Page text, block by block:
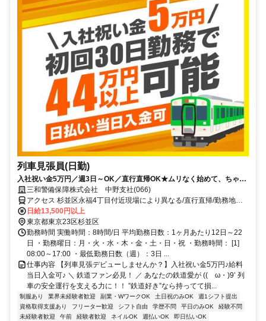
列車見張員(日勤)
入社祝い金5万円／週3日～OK／直行直帰OK★ムリなく始めて、ちゃん
と稼げる警備。
三和警備保障株式会社 中野支社(066)
アクセス 杉並区永福4丁目付近現場により異なる/直行直帰/勤務地相
談可■電話面接■来社不要
日給13,500円以上
東京都東京23区杉並区
勤務時間 実働時間：8時間/日 平均勤務日数：1ヶ月あたり12日～22
日 ・勤務曜日：月・火・水・木・金・土・日・祝 ・勤務時間： [1]
08:00～17:00 ・最低勤務日数（週）：3日 ...
仕事内容 【列車見張デビューしませんか？】入社祝い金5万円♪給料
当日入金可♪ ＼ 鉄道ファン必見！ ／ あなたの鉄道愛が ((ゝω・)9’ 列
車の安全運行を支える力に！！ ”鉄道好き”なら持ってて損...
制服あり 業界未経験者歓迎 副業・WワークOK 土日祝のみOK
週1シフト提出
資格取得支援あり
フリーター歓迎 シフト自由 学歴不問 平日のみOK
経験不問
未経験者歓迎
午前 経験者歓迎 ネイルOK 週払いOK
即日払いOK